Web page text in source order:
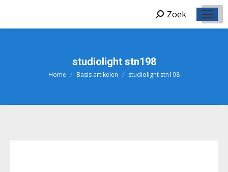
Zoeken:
Zoek
studiolight stn198
Je bent hier:
Home Basis artikelen studiolight stn198